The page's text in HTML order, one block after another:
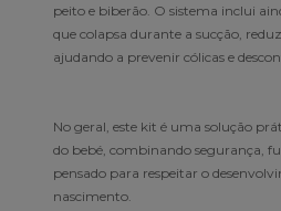
peito e biberão. O sistema inclui
que colapsa durante a sucção,
ajudando a prevenir cólicas e
No geral, este kit é uma solução
do bebé, combinando segurança,
pensado para respeitar o
nascimento.